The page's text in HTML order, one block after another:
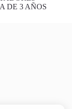
DE 3 AÑOS